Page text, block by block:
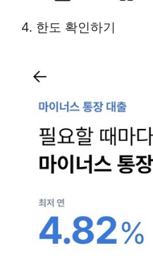
4. 한도 확인하기